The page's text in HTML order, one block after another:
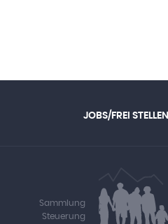
JOBS/FREI STELLEN
Sammlung
Steuerung